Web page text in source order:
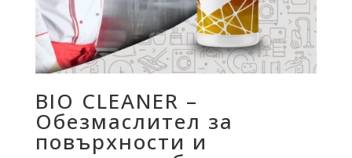
BIO CLEANER –
Обезмаслител за
повърхности и